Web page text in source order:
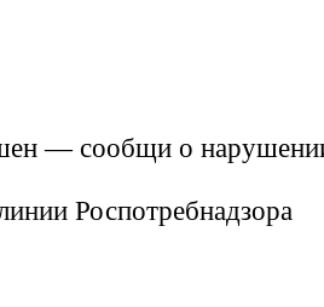
— сообщи о
Роспотребнадзора